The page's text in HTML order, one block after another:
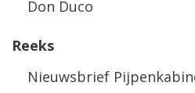
Don Duco
Reeks
Nieuwsbrief